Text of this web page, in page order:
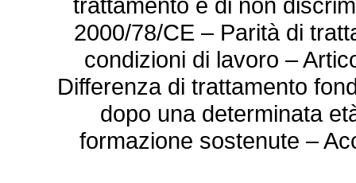
2000/78/CE – Parità di
condizioni di lavoro –
Differenza di trattamento
dopo una determinata
formazione sostenute –